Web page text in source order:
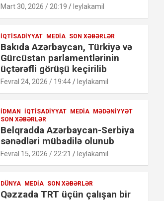
Mart 30, 2026 / 20:19 leylakamil
İQTISADIYYAT MEDIA SON XƏBƏRLƏR
Bakıda Azərbaycan, Türkiyə və
Gürcüstan parlamentlərinin
üçtərəfli görüşü keçirilib
Fevral 24, 2026 / 19:44 leylakamil
İDMAN İQTISADIYYAT MEDIA MƏDƏNIYYƏT
SON XƏBƏRLƏR
Belqradda Azərbaycan-Serbiya
sənədləri mübadilə olunub
Fevral 15, 2026 / 22:21 leylakamil
DÜNYA MEDIA SON XƏBƏRLƏR
Qəzzada TRT üçün çalışan bir